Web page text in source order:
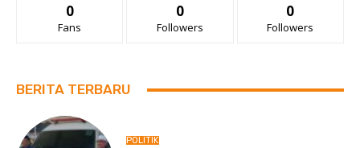
0
Fans
0
Followers
0
Followers
BERITA TERBARU
POLITIK